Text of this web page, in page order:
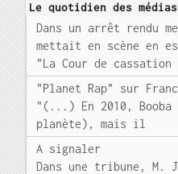
Le quotidien des médias
Dans un arrêt rendu
mettait en scène en
"La Cour de
"Planet Rap" sur
"(...) En 2010,
planète), mais il
A signaler
Dans une tribune, M.